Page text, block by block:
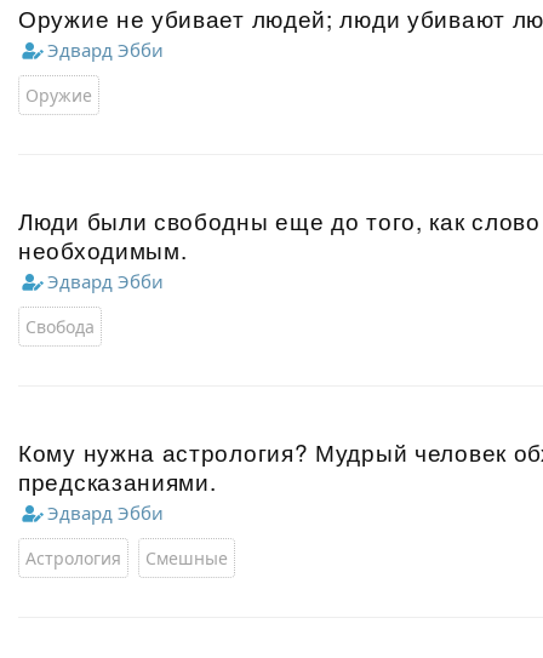
Оружие не убивает людей; люди убивают
Эдвард Эбби
Оружие
Люди были свободны еще до того, как
необходимым.
Эдвард Эбби
Свобода
Кому нужна астрология? Мудрый человек
предсказаниями.
Эдвард Эбби
Астрология Смешные